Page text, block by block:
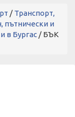
/ Транспорт,
пътнически и
в Бургас/ БЪК